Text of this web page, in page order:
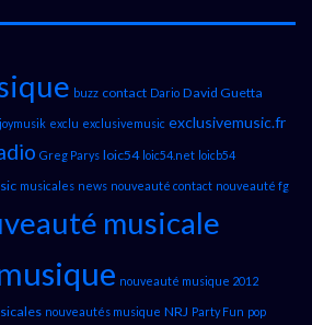
buzz contact Dario David Guetta
exclu exclusivemusic exclusivemusic.fr
Greg Parys loic54 loic54.net loicb54
musicales news nouveauté contact nouveauté fg
musicale
nouveauté musique 2012
nouveautés musique NRJ Party Fun pop